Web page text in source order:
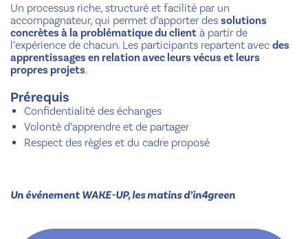
Un processus riche, structuré et facilité par un
accompagnateur, qui permet d’apporter des solutions
concrètes à la problématique du client à partir de
l’expérience de chacun. Les participants repartent avec des
apprentissages en relation avec leurs vécus et leurs
propres projets.
Prérequis
Confidentialité des échanges
Volonté d’apprendre et de partager
Respect des règles et du cadre proposé
Un événement WAKE-UP, les matins d’in4green